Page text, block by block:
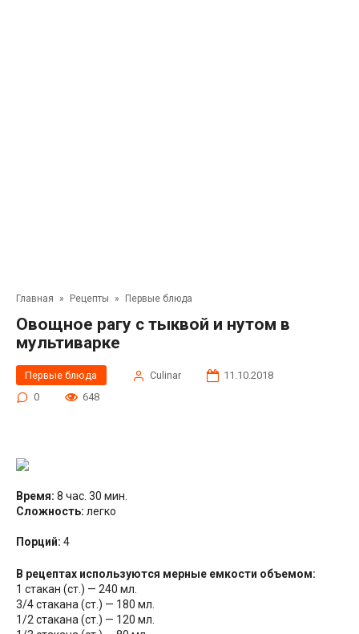
Главная » Рецепты » Первые блюда
Овощное рагу с тыквой и нутом в
мультиварке
Первые блюда Сulinar
11.10.2018
0
648
Время: 8 час. 30 мин.
Сложность: легко
Порций: 4
В рецептах используются мерные емкости объемом:
1 стакан (ст.) — 240 мл.
3/4 стакана (ст.) — 180 мл.
1/2 стакана (ст.) — 120 мл.